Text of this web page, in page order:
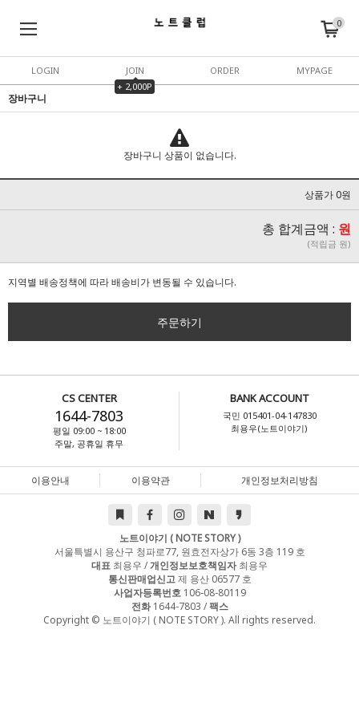
0
LOGIN
JOIN
+ 2,000P
ORDER MYPAGE
장바구니
장바구니 상품이 없습니다.
상품가 0원
총 합계금액 : 원
(적립금 원)
지역별 배송정책에 따라 배송비가 변동될 수 있습니다.
주문하기
CS CENTER
1644-7803
평일 09:00 ~ 18:00
주말, 공휴일 휴무
BANK ACCOUNT
국민 015401-04-147830
최용우(노트이야기)
이용안내 이용약관 개인정보처리방침
노트이야기 ( NOTE STORY )
서울특별시 용산구 청파로77, 원효전자상가 6동 3층 119 호
대표 최용우 /개인정보보호책임자최용우
통신판매업신고제 용산 06577 호
사업자등록번호106-08-80119
전화1644-7803 /팩스
Copyright © 노트이야기 ( NOTE STORY ). All rights reserved.